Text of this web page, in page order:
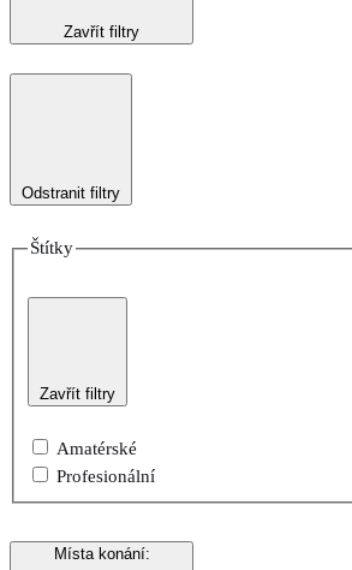
Zavřít filtry
Odstranit filtry
Štítky
Zavřít filtry
Amatérské
Profesionální
Místa konání: